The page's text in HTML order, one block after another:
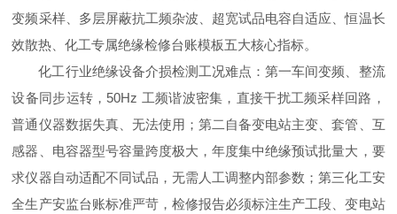
变频采样、多层屏蔽抗工频杂波、超宽试品电容自适应、恒温长
效散热、化工专属绝缘检修台账模板五大核心指标。
化工行业绝缘设备介损检测工况难点：第一车间变频、整流
设备同步运转，50Hz 工频谐波密集，直接干扰工频采样回路，
普通仪器数据失真、无法使用；第二自备变电站主变、套管、互
感器、电容器型号容量跨度极大，年度集中绝缘预试批量大，要
求仪器自动适配不同试品，无需人工调整内部参数；第三化工安
全生产安监台账标准严苛，检修报告必须标注生产工段、变电站